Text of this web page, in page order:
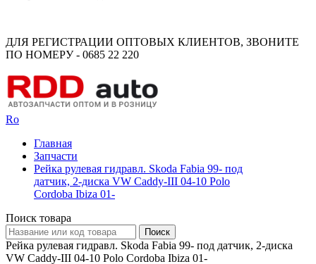
ДЛЯ РЕГИСТРАЦИИ ОПТОВЫХ КЛИЕНТОВ, ЗВОНИТЕ
ПО НОМЕРУ - 0685 22 220
Ro
Главная
Запчасти
Рейка рулевая гидравл. Skoda Fabia 99- под
датчик, 2-диска VW Caddy-III 04-10 Polo
Cordoba Ibiza 01-
Поиск товара
Рейка рулевая гидравл. Skoda Fabia 99- под датчик, 2-диска
VW Caddy-III 04-10 Polo Cordoba Ibiza 01-